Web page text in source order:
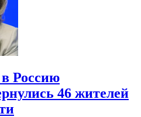
Россию
46 жителей